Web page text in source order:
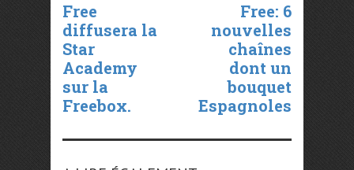
Free
diffusera la
Star
Academy
sur la
Freebox.
Free: 6
nouvelles
chaînes
dont un
bouquet
Espagnoles